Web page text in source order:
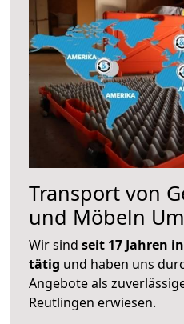
Transport von
und Möbeln
Wir sind seit 17 Jahren
tätig und haben uns
Angebote als
Reutlingen erwiesen.